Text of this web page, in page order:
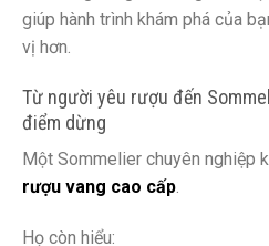
giúp hành trình khám phá của
vị hơn.
Từ người yêu rượu đến
điểm dừng
Một Sommelier chuyên nghiệp
rượu vang cao cấp.
Họ còn hiểu: